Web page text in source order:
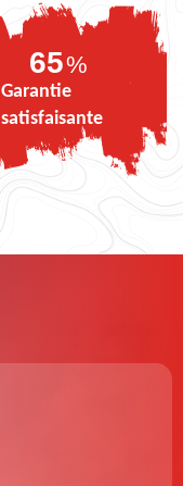
80%
Garantie
satisfaisante